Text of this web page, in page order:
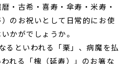
お知らせ
クス
お客さまの声
よくあるご質問
・古希・喜寿・傘寿・米寿・
のお祝いとして日常的にお使
かがでしょうか。
るといわれる「栗」、病魔を払
れる「槐（延寿）」のお箸な